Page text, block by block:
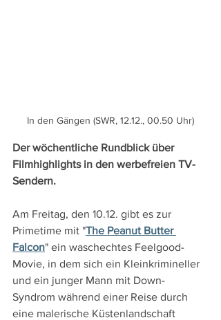
In den Gängen (SWR, 12.12., 00.50 Uhr)
Der wöchentliche Rundblick über
Filmhighlights in den werbefreien TV-
Sendern.
Am Freitag, den 10.12. gibt es zur
Primetime mit "The Peanut Butter
Falcon" ein waschechtes Feelgood-
Movie, in dem sich ein Kleinkrimineller
und ein junger Mann mit Down-
Syndrom während einer Reise durch
eine malerische Küstenlandschaft